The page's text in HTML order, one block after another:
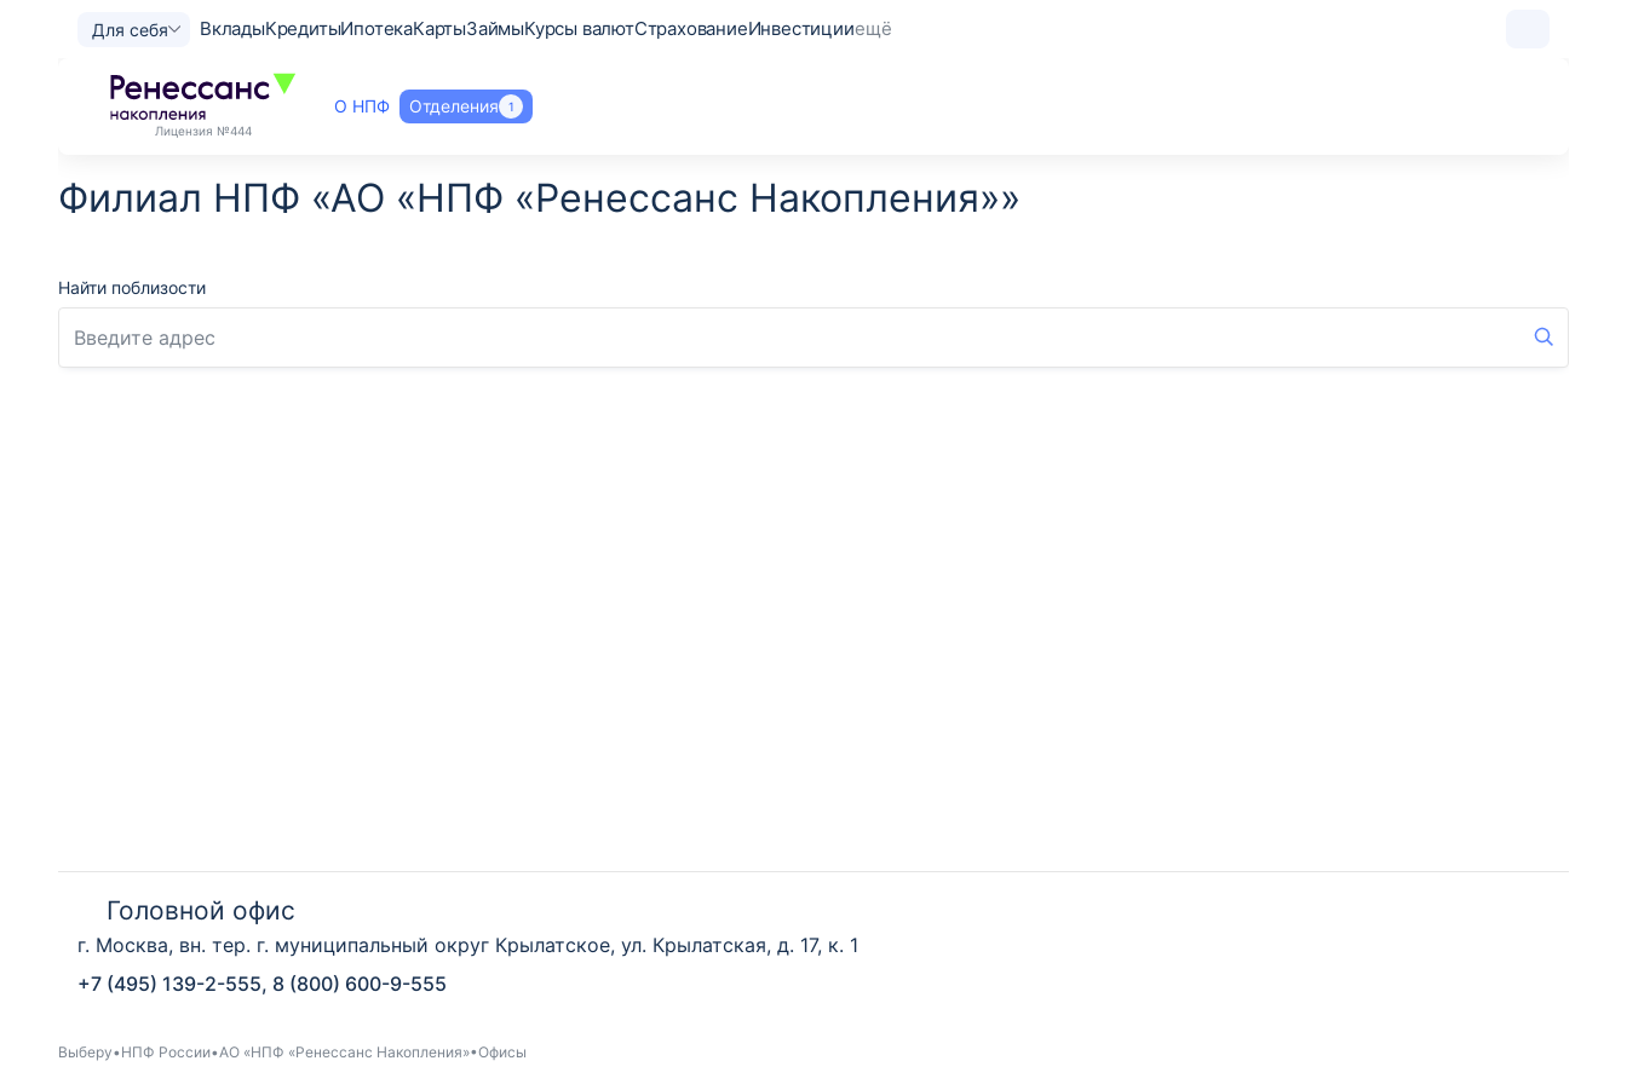
Для себя ВкладыКредитыИпотекаКартыЗаймыКурсы валютСтрахованиеИнвестицииещё
Лицензия №444
О НПФ Отделения 1
Филиал НПФ «АО «НПФ «Ренессанс Накопления»»
Найти поблизости
Головной офис
г. Москва, вн. тер. г. муниципальный округ Крылатское, ул. Крылатская, д. 17, к. 1
+7 (495) 139-2-555, 8 (800) 600-9-555
Выберу НПФ России АО «НПФ «Ренессанс Накопления» Офисы